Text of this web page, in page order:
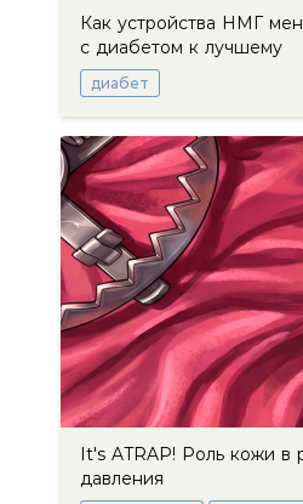
Как устройства НМГ
с диабетом к лучшему
диабет
It's ATRAP! Роль кожи в
давления